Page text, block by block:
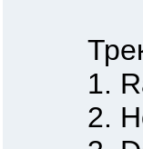
Трек-
1.
2. Hot